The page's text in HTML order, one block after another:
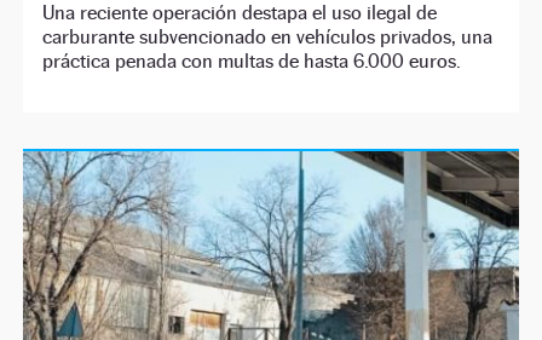
Una reciente operación destapa el uso ilegal de
carburante subvencionado en vehículos privados, una
práctica penada con multas de hasta 6.000 euros.